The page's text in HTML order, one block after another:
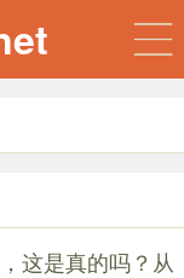
这是真的吗？从